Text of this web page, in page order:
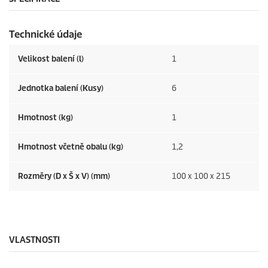
r
e
z
Technické údaje
Velikost balení (l) 1
Jednotka balení (Kusy) 6
Hmotnost (kg) 1
Hmotnost včetně obalu (kg) 1,2
Rozměry (D x Š x V) (mm) 100 x 100 x 215
VLASTNOSTI